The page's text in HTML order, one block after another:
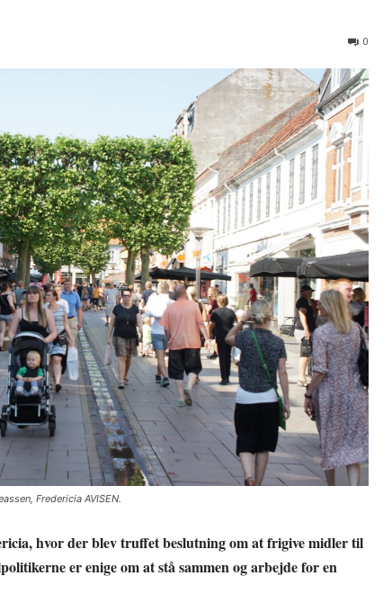
0
Fredericia AVISEN.
hvor der blev truffet beslutning om at frigive midler til
er enige om at stå sammen og arbejde for en